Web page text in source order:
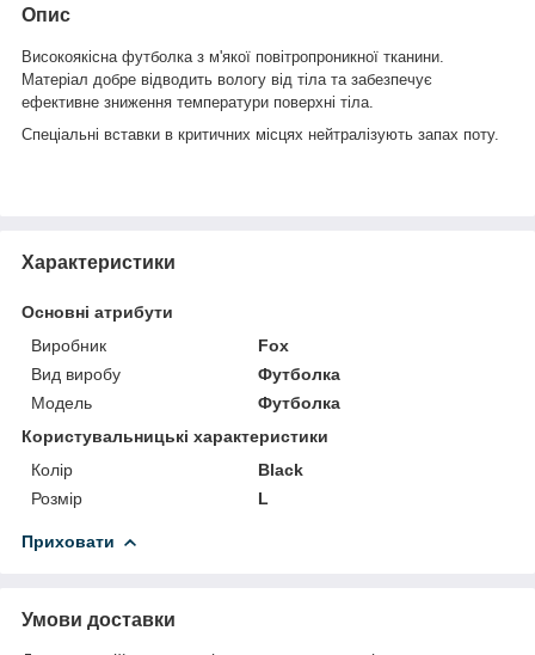
Опис
Високоякісна футболка з м'якої повітропроникної тканини.
Матеріал добре відводить вологу від тіла та забезпечує
ефективне зниження температури поверхні тіла.
Спеціальні вставки в критичних місцях нейтралізують запах поту.
Характеристики
Основні атрибути
Виробник
Fox
Вид виробу
Футболка
Модель
Футболка
Користувальницькі характеристики
Колір
Black
Розмір
L
Приховати
Умови доставки